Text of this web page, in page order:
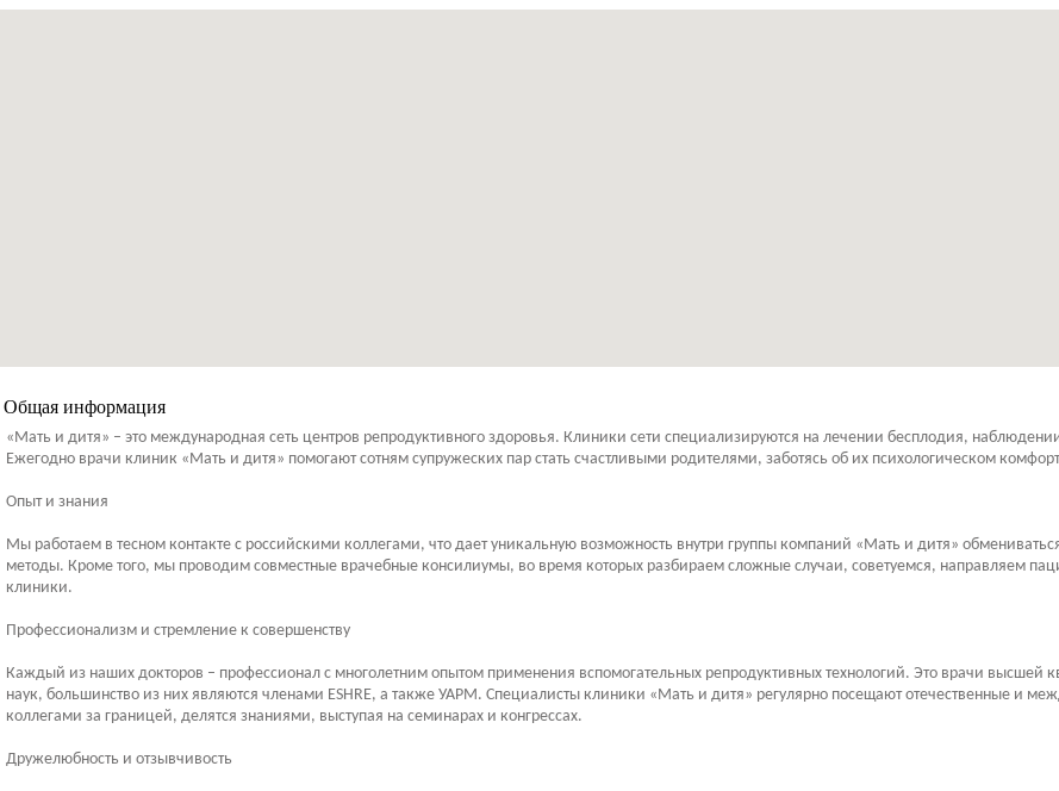
Общая информация
«Мать и дитя» – это международная сеть центров репродуктивного здоровья. Клиники сети специализируются на лечении бесплодия,
Ежегодно врачи клиник «Мать и дитя» помогают сотням супружеских пар стать счастливыми родителями, заботясь об их психологическом
Опыт и знания
Мы работаем в тесном контакте с российскими коллегами, что дает уникальную возможность внутри группы компаний «Мать и дитя»
методы. Кроме того, мы проводим совместные врачебные консилиумы, во время которых разбираем сложные случаи, советуемся, направляем
клиники.
Профессионализм и стремление к совершенству
Каждый из наших докторов – профессионал с многолетним опытом применения вспомогательных репродуктивных технологий. Это врачи
наук, большинство из них являются членами ESHRE, а также УАРМ. Специалисты клиники «Мать и дитя» регулярно посещают отечественные и
коллегами за границей, делятся знаниями, выступая на семинарах и конгрессах.
Дружелюбность и отзывчивость